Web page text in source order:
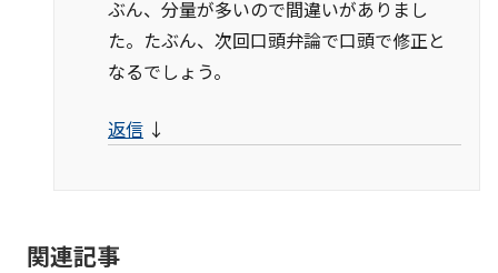
ぶん、分量が多いので間違いがありまし
た。たぶん、次回口頭弁論で口頭で修正と
なるでしょう。
返信 ↓
関連記事